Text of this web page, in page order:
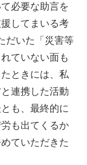
必要な助言を
してまいる考
だいた「災害等
ていない面も
ときには、私
連携した活動
も、最終的に
も出てくるか
ていただきた